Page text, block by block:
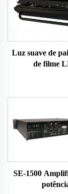
Luz suave de
de filme
SE-1500